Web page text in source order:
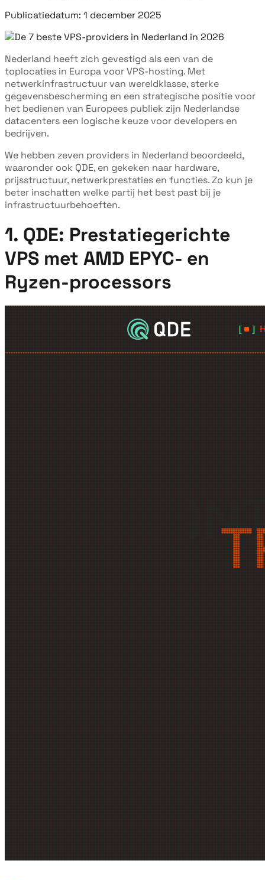
Publicatiedatum: 1 december 2025
Nederland heeft zich gevestigd als een van de
toplocaties in Europa voor VPS-hosting. Met
netwerkinfrastructuur van wereldklasse, sterke
gegevensbescherming en een strategische positie voor
het bedienen van Europees publiek zijn Nederlandse
datacenters een logische keuze voor developers en
bedrijven.
We hebben zeven providers in Nederland beoordeeld,
waaronder ook QDE, en gekeken naar hardware,
prijsstructuur, netwerkprestaties en functies. Zo kun je
beter inschatten welke partij het best past bij je
infrastructuurbehoeften.
1. QDE: Prestatiegerichte
VPS met AMD EPYC- en
Ryzen-processors